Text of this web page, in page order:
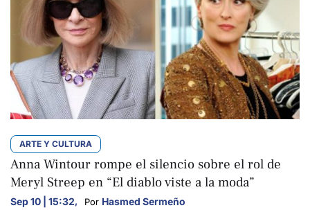
ARTE Y CULTURA
Anna Wintour rompe el silencio sobre el rol de
Meryl Streep en “El diablo viste a la moda”
Sep 10 | 15:32, Por Hasmed Sermeño